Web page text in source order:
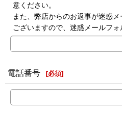
意ください。
また、弊店からのお返事が迷惑
ございますので、迷惑メールフォ
電話番号 [必須]